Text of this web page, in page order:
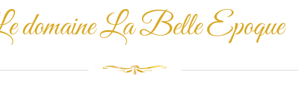
domaine La Belle Epoque